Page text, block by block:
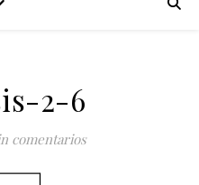
2-6
comentarios